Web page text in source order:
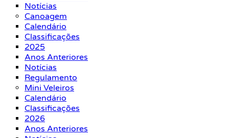
Notícias
Canoagem
Calendário
Classificações
2025
Anos Anteriores
Notícias
Regulamento
Mini Veleiros
Calendário
Classificações
2026
Anos Anteriores